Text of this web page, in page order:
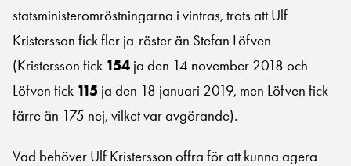
statsministeromröstningarna i vintras, trots att Ulf
Kristersson fick fler ja-röster än Stefan Löfven
(Kristersson fick 154 ja den 14 november 2018 och
Löfven fick 115 ja den 18 januari 2019, men Löfven fick
färre än 175 nej, vilket var avgörande).
Vad behöver Ulf Kristersson offra för att kunna agera